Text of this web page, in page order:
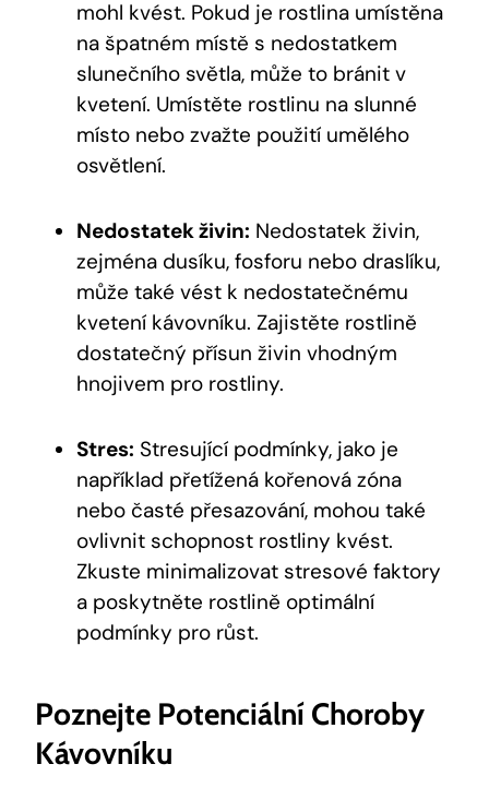
mohl kvést. Pokud je rostlina umístěna
na špatném místě s nedostatkem
slunečního světla, může to bránit v
kvetení. Umístěte rostlinu na slunné
místo nebo zvažte použití umělého
osvětlení.
Nedostatek živin: Nedostatek živin,
zejména dusíku, fosforu nebo draslíku,
může také vést k nedostatečnému
kvetení kávovníku. Zajistěte rostlině
dostatečný přísun živin vhodným
hnojivem pro rostliny.
Stres: Stresující podmínky, jako je
například přetížená kořenová zóna
nebo časté přesazování, mohou také
ovlivnit schopnost rostliny kvést.
Zkuste minimalizovat stresové faktory
a poskytněte rostlině optimální
podmínky pro růst.
Poznejte Potenciální Choroby
Kávovníku